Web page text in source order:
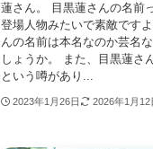
蓮さん。 目黒蓮さんの名前
登場人物みたいで素敵です
んの名前は本名なのか芸名
しょうか。 また、目黒蓮さ
という噂があり...
2023年1月26日 2026年1月12